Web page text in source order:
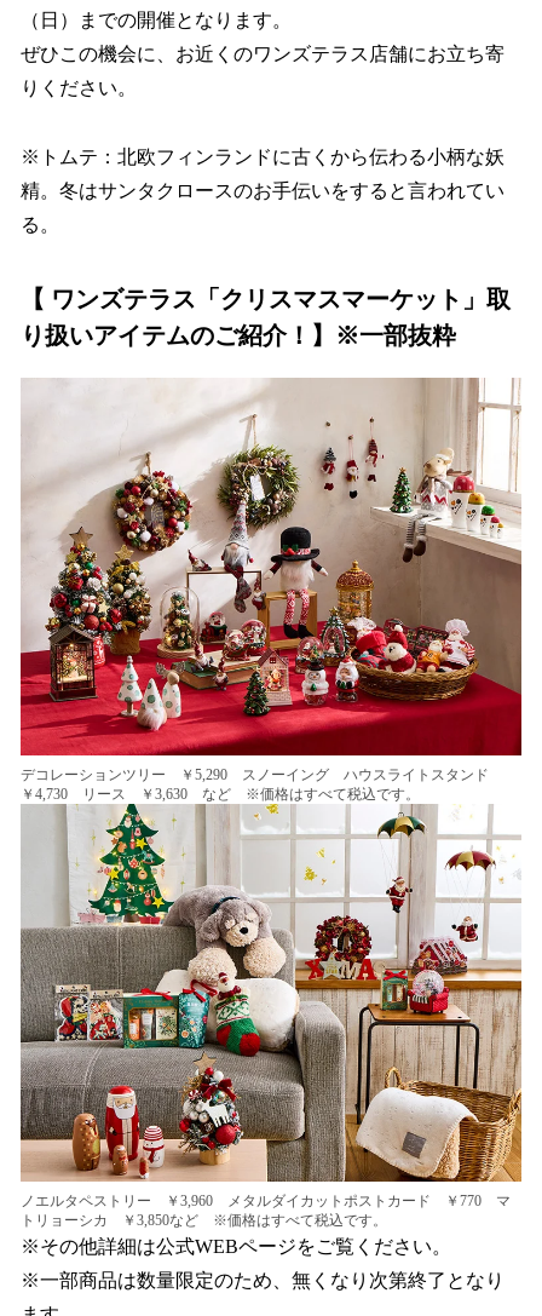
（日）までの開催となります。
ぜひこの機会に、お近くのワンズテラス店舗にお立ち寄
りください。
※トムテ：北欧フィンランドに古くから伝わる小柄な妖
精。冬はサンタクロースのお手伝いをすると言われてい
る。
【 ワンズテラス「クリスマスマーケット」取
り扱いアイテムのご紹介！】※一部抜粋
デコレーションツリー ￥5,290 スノーイング ハウスライトスタンド
￥4,730 リース ￥3,630 など ※価格はすべて税込です。
ノエルタペストリー ￥3,960 メタルダイカットポストカード ￥770 マ
トリョーシカ ￥3,850など ※価格はすべて税込です。
※その他詳細は公式WEBページをご覧ください。
※一部商品は数量限定のため、無くなり次第終了となり